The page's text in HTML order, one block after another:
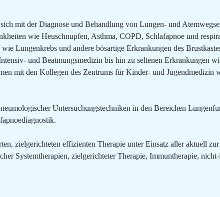
mit der Diagnose und Behandlung von Lungen- und
wie Heuschnupfen, Asthma, COPD, Schlafapnoe und
Lungenkrebs und andere bösartige Erkrankungen des
und Beatmungsmedizin bis hin zu seltenen Erkrankungen
mit den Kollegen des Zentrums für Kinder- und Jugendmedizin
Untersuchungstechniken in den Bereichen
zielgerichteten effizienten Therapie unter Einsatz aller aktuell
Systemtherapien, zielgerichteter Therapie, Immuntherapie,